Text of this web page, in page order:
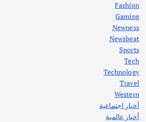
أهم الأخبار
اختتام ورشة السينوغرافيا في مدينة كلباء
أغسطس 3, 2026
Fashion
Gaming
Newness
Newsbeat
Sports
Tech
Technology
Travel
Western
أخبار اجتماعية
أخبار عالمية